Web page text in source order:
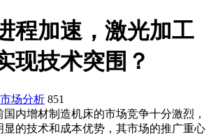
程加速，激光加工
现技术突围？
市场分析 851
内增材制造机床的市场竞争十分激烈，
显的技术和成本优势，其市场的推广重心